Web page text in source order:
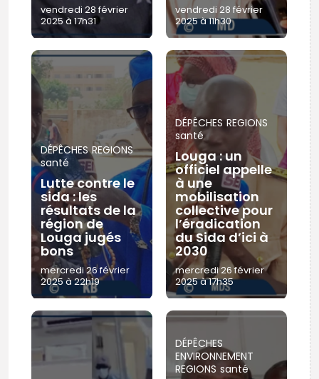
vendredi 28 février
2025 à 17h31
vendredi 28 février
2025 à 11h30
DÉPÊCHES REGIONS
santé
Lutte contre le
sida : les
résultats de la
région de
Louga jugés
bons
mercredi 26 février
2025 à 22h19
DÉPÊCHES REGIONS
santé
Louga : un
officiel appelle
à une
mobilisation
collective pour
l’éradication
du Sida d’ici à
2030
mercredi 26 février
2025 à 17h35
DÉPÊCHES
ENVIRONNEMENT
REGIONS santé